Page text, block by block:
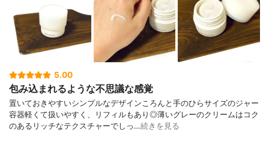
5.00
包み込まれるような不思議な感覚
置いておきやすいシンプルなデザインころんと手のひらサイズのジャー
容器軽くて扱いやすく、リフィルもあり◎薄いグレーのクリームはコク
のあるリッチなテクスチャーでしっ…続きを見る